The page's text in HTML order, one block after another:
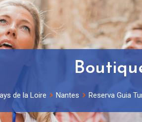
de la Loire Nantes Reserva Guia